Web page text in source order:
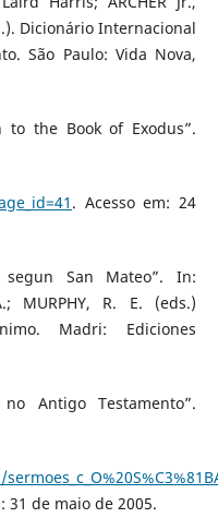
Dicionário Internacional
São Paulo: Vida Nova,
to the Book of Exodus”.
. Acesso em: 24
segun San Mateo”. In:
MURPHY, R. E. (eds.)
Madri: Ediciones
Antigo Testamento”.
31 de maio de 2005.